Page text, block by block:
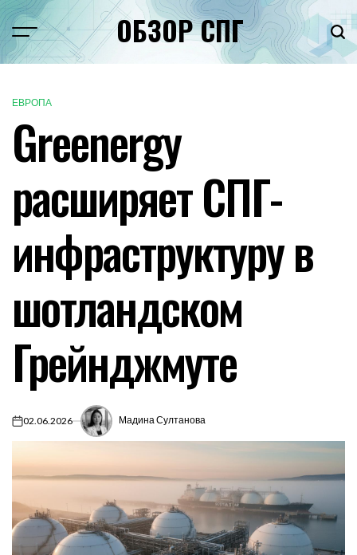
Перейти
к
содержимому
Меню ОБЗОР СПГ
ОПУБЛИКОВАНО
ЕВРОПА
Greenergy
расширяет СПГ-
инфраструктуру в
шотландском
Грейнджмуте
on02.06.2026 Мадина Султанова